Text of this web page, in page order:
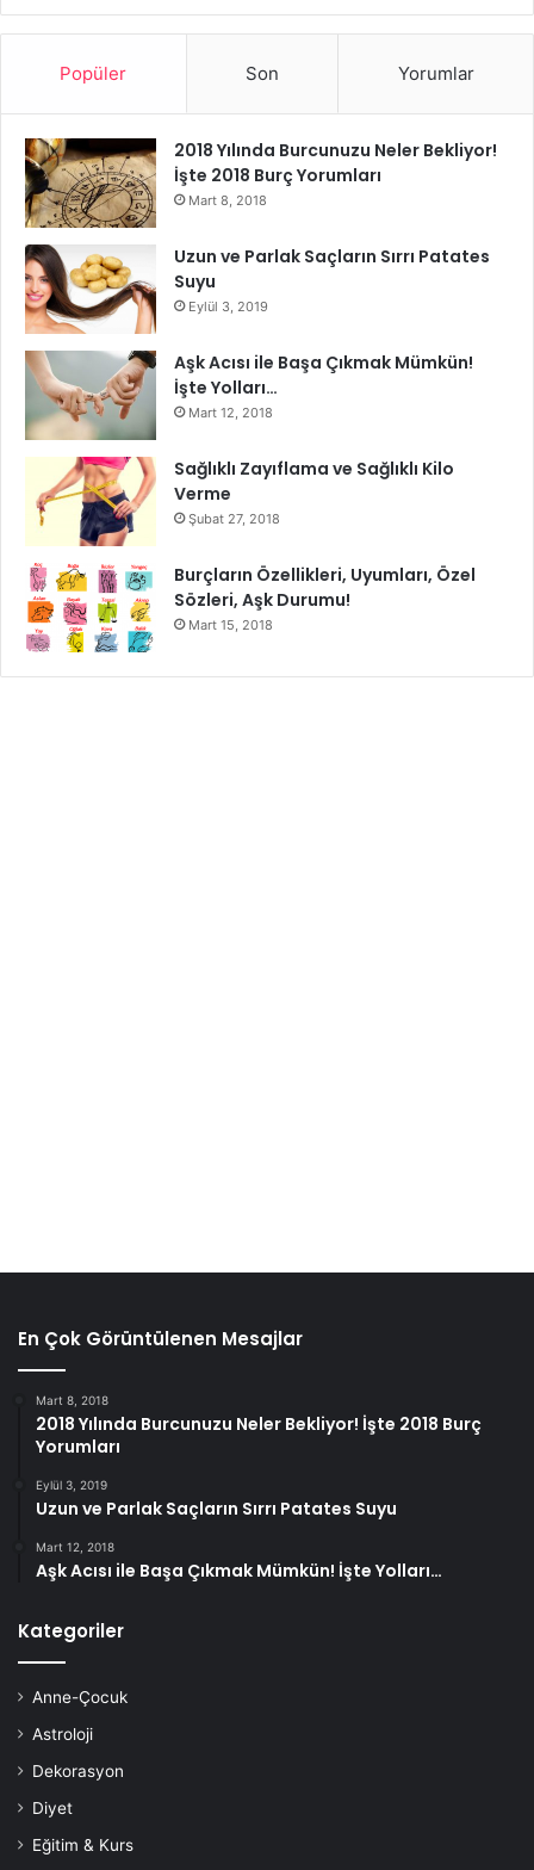
tuzsuz şampuan
Popüler Son Yorumlar
2018 Yılında Burcunuzu Neler Bekliyor!
İşte 2018 Burç Yorumları
Mart 8, 2018
Uzun ve Parlak Saçların Sırrı Patates
Suyu
Eylül 3, 2019
Aşk Acısı ile Başa Çıkmak Mümkün!
İşte Yolları…
Mart 12, 2018
Sağlıklı Zayıflama ve Sağlıklı Kilo
Verme
Şubat 27, 2018
Burçların Özellikleri, Uyumları, Özel
Sözleri, Aşk Durumu!
Mart 15, 2018
En Çok Görüntülenen Mesajlar
Mart 8, 2018
2018 Yılında Burcunuzu Neler Bekliyor! İşte 2018 Burç
Yorumları
Eylül 3, 2019
Uzun ve Parlak Saçların Sırrı Patates Suyu
Mart 12, 2018
Aşk Acısı ile Başa Çıkmak Mümkün! İşte Yolları…
Kategoriler
Anne-Çocuk
Astroloji
Dekorasyon
Diyet
Eğitim & Kurs